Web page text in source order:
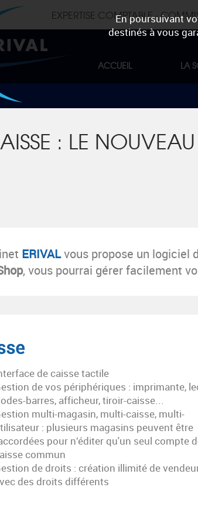
En poursuivant
destinés à vous
EXPERTISE COMPTABLE -
ACCUEIL LA
: LE
et ERIVALvous propose un logiciel
, vous pourrai gérer facilement
de caisse tactile
de vos périphériques : imprimante,
barres, afficheur, tiroir-caisse...
multi-magasin, multi-caisse, multi-
: plusieurs magasins peuvent être
pour n’éditer qu'un seul compte
commun
de droits : création illimité de
des droits différents